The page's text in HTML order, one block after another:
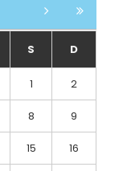
S D
1 2
8 9
15 16